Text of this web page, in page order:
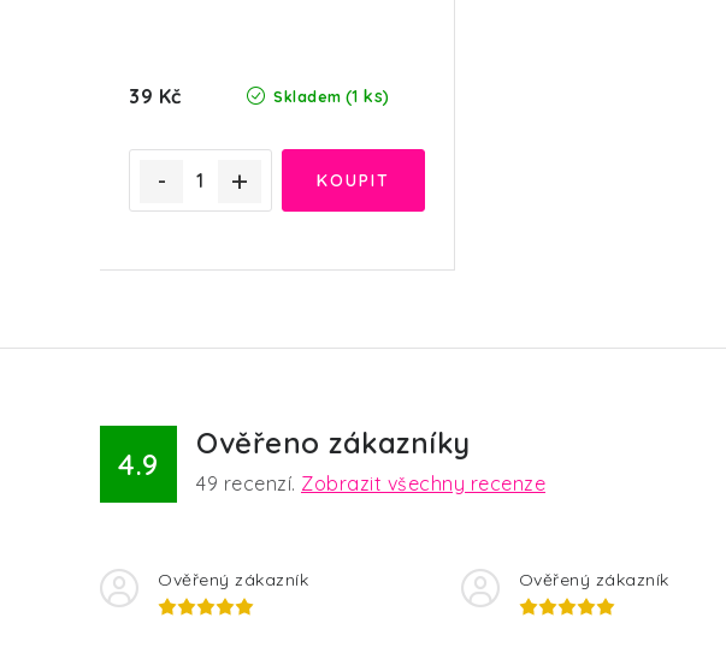
Skladem (1 ks)
39 Kč
4.9
Ověřeno zákazníky
49 recenzí. Zobrazit všechny recenze
Ověřený zákazník Ověřený zákazník